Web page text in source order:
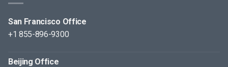
San Francisco Office
+1 855-896-9300
Beijing Office